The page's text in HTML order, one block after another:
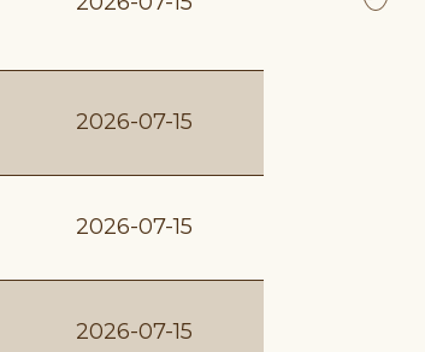
2026-07-15
2026-07-15
2026-07-15